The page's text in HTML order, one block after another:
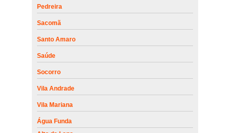
Pedreira
Sacomã
Santo Amaro
Saúde
Socorro
Vila Andrade
Vila Mariana
Água Funda